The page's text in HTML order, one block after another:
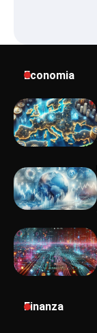
Economia
Finanza